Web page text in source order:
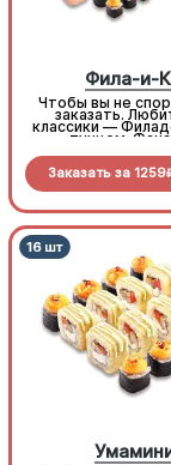
Фила-и-
Чтобы вы не
заказать.
классики —
тунцом.
темпура с
окунем и
как попкорн, а
как
Такая компания
Заказать за 1259